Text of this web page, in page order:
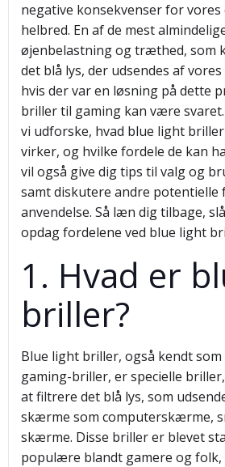
negative konsekvenser for
helbred. En af de mest
øjenbelastning og træthed, som
det blå lys, der udsendes af
hvis der var en løsning på dette
briller til gaming kan være
vi udforske, hvad blue light
virker, og hvilke fordele de kan
vil også give dig tips til valg og
samt diskutere andre potentielle
anvendelse. Så læn dig tilbage,
opdag fordelene ved blue light
1. Hvad er
briller?
Blue light briller, også kendt
gaming-briller, er specielle
at filtrere det blå lys, som
skærme som computerskærme,
skærme. Disse briller er blevet
populære blandt gamere og